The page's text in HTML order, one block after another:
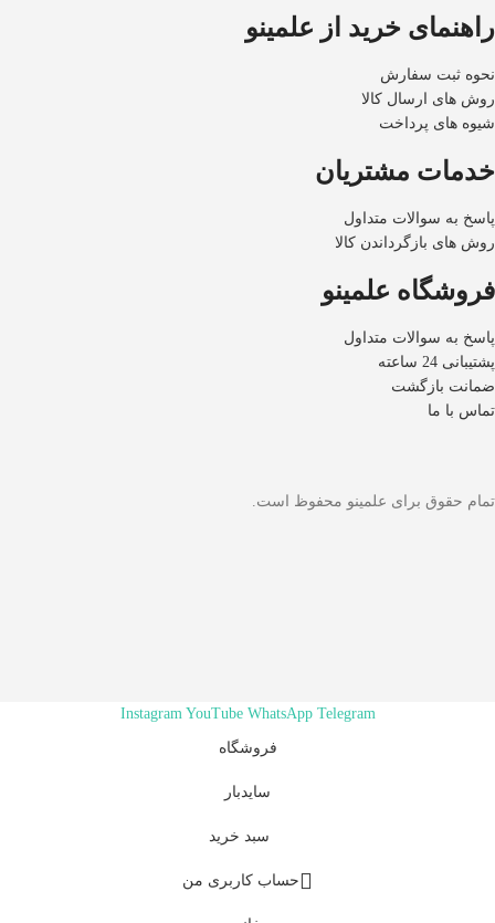
راهنمای خرید از علمینو
نحوه ثبت سفارش
روش های ارسال کالا
شیوه های پرداخت
خدمات مشتریان
پاسخ به سوالات متداول
روش های بازگرداندن کالا
فروشگاه علمینو
پاسخ به سوالات متداول
پشتیبانی 24 ساعته
ضمانت بازگشت
تماس با ما
تمام حقوق برای علمینو محفوظ است.
Instagram YouTube WhatsApp Telegram
فروشگاه
سایدبار
سبد خرید
حساب کاربری من